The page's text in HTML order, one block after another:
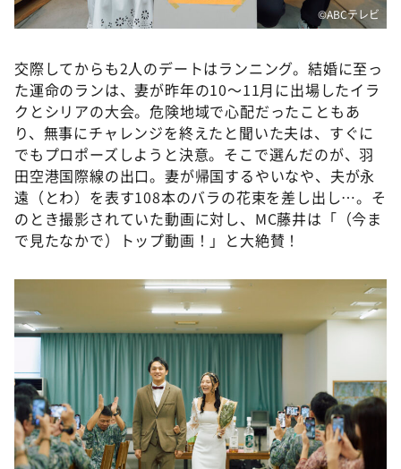
©️ABCテレビ
交際してからも2人のデートはランニング。結婚に至っ
た運命のランは、妻が昨年の10～11月に出場したイラ
クとシリアの大会。危険地域で心配だったこともあ
り、無事にチャレンジを終えたと聞いた夫は、すぐに
でもプロポーズしようと決意。そこで選んだのが、羽
田空港国際線の出口。妻が帰国するやいなや、夫が永
遠（とわ）を表す108本のバラの花束を差し出し…。そ
のとき撮影されていた動画に対し、MC藤井は「（今ま
で見たなかで）トップ動画！」と大絶賛！